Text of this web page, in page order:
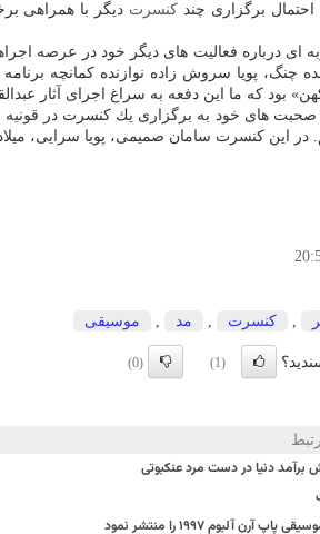
برگزاری چند كنسرت دیگر با همراهی
ای درباره فعالیت های دیگر خود در عرصه
چنگ، پویا سروش زاده نوازنده كمانچه
بود كه ما این دفعه به سراغ اجرای آثار
های خود به برگزاری یك كنسرت در قونیه
در این كنسرت سامان صمیمی، پویا سرایی،
, كنسرت , مد , موسیقی
(1)
(0)
برآمد دنیا در دست مرد عنکبوتی
آلبوم ۱۹۹۷ را منتشر نمود